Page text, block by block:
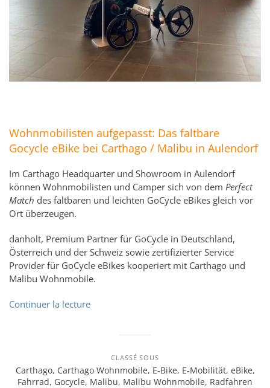
CLASSÉ SOUS
Carthago, Carthago Wohnmobile, E-Bike, E-Mobilität, eBike,
Fahrrad, Gocycle, Malibu, Malibu Wohnmobile, Radfahren
Wohnmobilisten aufgepasst: Das faltbare
Gocycle eBike bei Carthago / Malibu in Aulendorf
Im Carthago Headquarter und Showroom in Aulendorf
können Wohnmobilisten und Camper sich von dem Perfect
Match des faltbaren und leichten GoCycle eBikes gleich vor
Ort überzeugen.
danholt, Premium Partner für GoCycle in Deutschland,
Österreich und der Schweiz sowie zertifizierter Service
Provider für GoCycle eBikes kooperiert mit Carthago und
Malibu Wohnmobile.
Continuer la lecture